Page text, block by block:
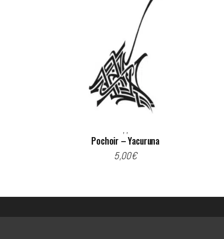
, ,
Pochoir – Yacuruna
5,00€